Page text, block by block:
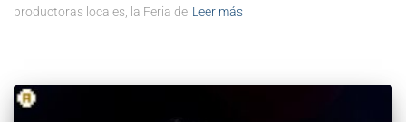
productoras locales, la Feria de Leer más